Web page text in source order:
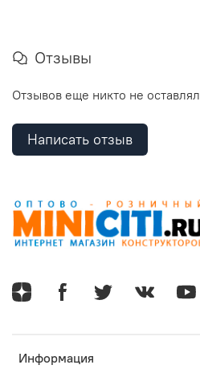
Отзывы
Отзывов еще никто не оставлял
Написать отзыв
Информация